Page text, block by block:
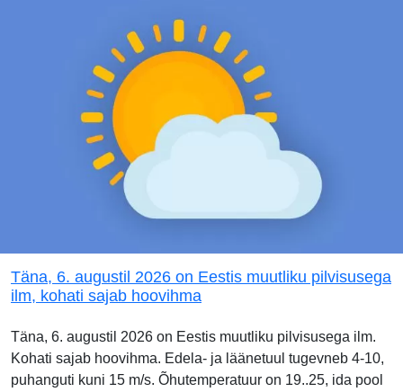
Täna, 6. augustil 2026 on Eestis muutliku pilvisusega
ilm, kohati sajab hoovihma
Täna, 6. augustil 2026 on Eestis muutliku pilvisusega ilm.
Kohati sajab hoovihma. Edela- ja läänetuul tugevneb 4-10,
puhanguti kuni 15 m/s. Õhutemperatuur on 19..25, ida pool